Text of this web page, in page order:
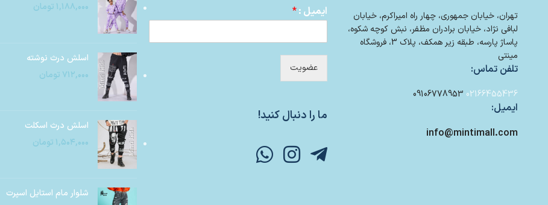
تهران، خیابان جمهوری، چهار راه امیراکرم، خیابان
لبافی نژاد، خیابان برادران مظفر، نبش کوچه شکوه،
پاساژ پارسه، طبقه زیر همکف، پلاک 3، فروشگاه
مینتی
تلفن تماس:
02166455436
09106778953
ایمیل:
info@mintimall.com
ایمیل :*
عضویت
ما را دنبال کنید!
۱,۱۸۸,۰۰۰ تومان
اسلش درث نوشته
۷۱۲,۰۰۰ تومان
اسلش درث اسکلت
۱,۵۰۴,۰۰۰ تومان
شلوار مام استایل اسپرت